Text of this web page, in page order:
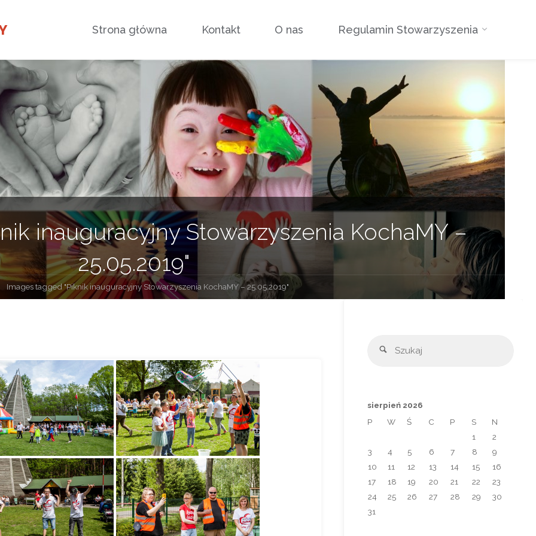
treści
Strona główna Kontakt O nas Regulamin Stowarzyszenia
inauguracyjny Stowarzyszenia KochaMY –
25.05.2019"
Images tagged "Piknik inauguracyjny Stowarzyszenia KochaMY – 25.05.2019"
Szukaj
sierpień 2026
P
W Ś C P S
N
1
2
3
4 5 6 7 8
9
10
11 12 13 14 15
16
17
18 19 20 21 22
23
24
25 26 27 28 29
30
31